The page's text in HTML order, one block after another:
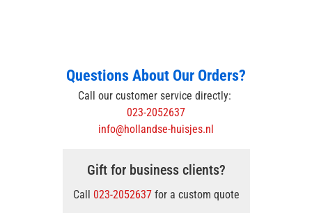
Questions About Our Orders?
Call our customer service directly:
023-2052637
info@hollandse-huisjes.nl
Gift for business clients?
Call 023-2052637for a custom quote